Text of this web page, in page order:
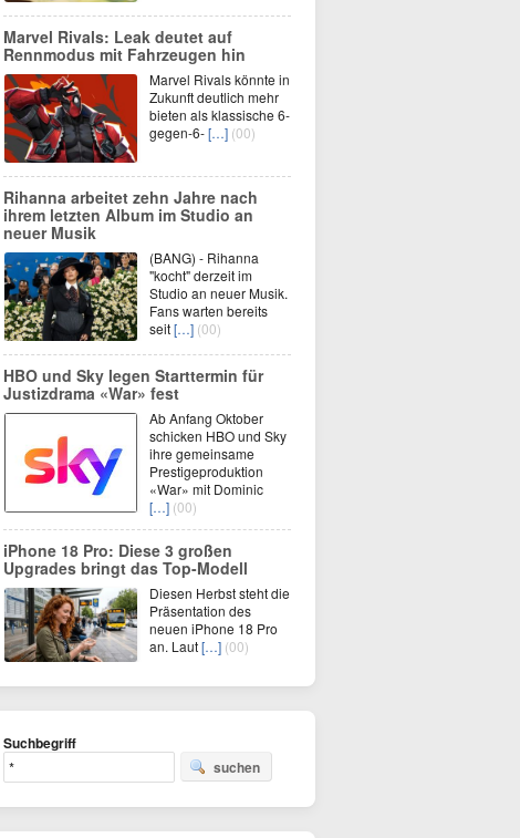
Marvel Rivals: Leak deutet auf
Rennmodus mit Fahrzeugen hin
Marvel Rivals könnte in
Zukunft deutlich mehr
bieten als klassische 6-
gegen-6-[…] (00)
Rihanna arbeitet zehn Jahre nach
ihrem letzten Album im Studio an
neuer Musik
(BANG) - Rihanna
"kocht" derzeit im
Studio an neuer Musik.
Fans warten bereits
seit[…] (00)
HBO und Sky legen Starttermin für
Justizdrama «War» fest
Ab Anfang Oktober
schicken HBO und Sky
ihre gemeinsame
Prestigeproduktion
«War» mit Dominic
[…] (00)
iPhone 18 Pro: Diese 3 großen
Upgrades bringt das Top-Modell
Diesen Herbst steht die
Präsentation des
neuen iPhone 18 Pro
an. Laut[…] (00)
Suchbegriff
suchen